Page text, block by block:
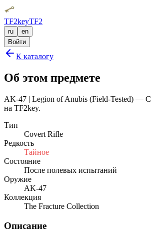
TF2keyTF2
ru
en
Войти
К каталогу
Об этом предмете
AK-47 | Legion of Anubis (Field-Tested) —
на TF2key.
Тип
Covert Rifle
Редкость
Тайное
Состояние
После полевых испытаний
Оружие
AK-47
Коллекция
The Fracture Collection
Описание